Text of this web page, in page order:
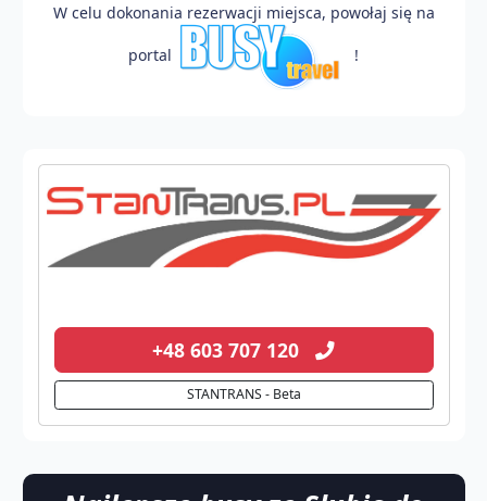
W celu dokonania rezerwacji miejsca, powołaj się na
portal !
+48 603 707 120
STANTRANS - Beta